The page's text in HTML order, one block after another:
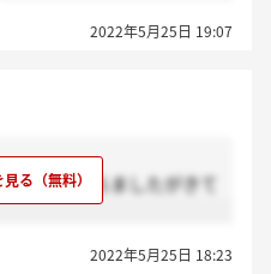
2022年5月25日 19:07
一週間たちましたがきて
2022年5月25日 18:23